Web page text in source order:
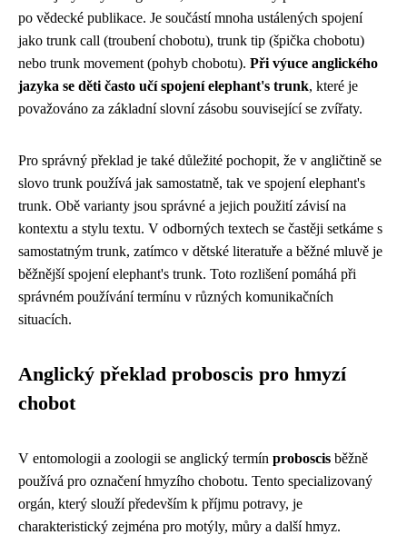
po vědecké publikace. Je součástí mnoha ustálených spojení
jako trunk call (troubení chobotu), trunk tip (špička chobotu)
nebo trunk movement (pohyb chobotu). Při výuce anglického
jazyka se děti často učí spojení elephant's trunk, které je
považováno za základní slovní zásobu související se zvířaty.
Pro správný překlad je také důležité pochopit, že v angličtině se
slovo trunk používá jak samostatně, tak ve spojení elephant's
trunk. Obě varianty jsou správné a jejich použití závisí na
kontextu a stylu textu. V odborných textech se častěji setkáme s
samostatným trunk, zatímco v dětské literatuře a běžné mluvě je
běžnější spojení elephant's trunk. Toto rozlišení pomáhá při
správném používání termínu v různých komunikačních
situacích.
Anglický překlad proboscis pro hmyzí
chobot
V entomologii a zoologii se anglický termín proboscis běžně
používá pro označení hmyzího chobotu. Tento specializovaný
orgán, který slouží především k příjmu potravy, je
charakteristický zejména pro motýly, můry a další hmyz.